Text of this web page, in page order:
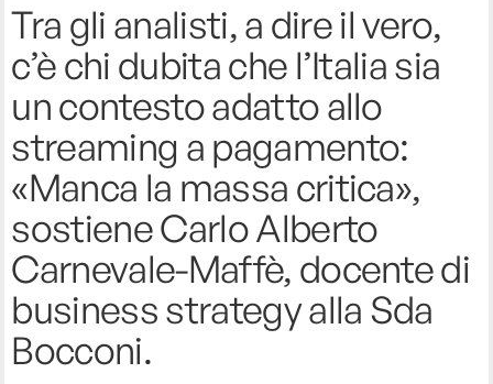
Tra gli analisti, a dire il vero,
c’è chi dubita che l’Italia sia
un contesto adatto allo
streaming a pagamento:
«Manca la massa critica»,
sostiene Carlo Alberto
Carnevale-Maffè, docente di
business strategy alla Sda
Bocconi.